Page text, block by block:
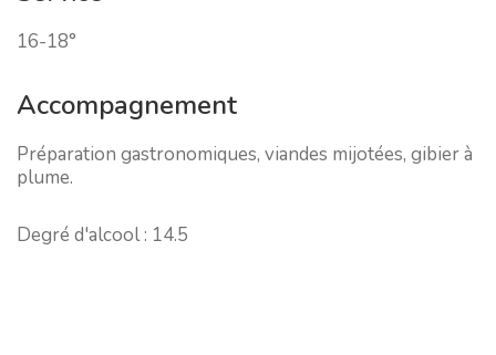
16-18°
Accompagnement
Préparation gastronomiques, viandes mijotées, gibier à
plume.
Degré d'alcool : 14.5